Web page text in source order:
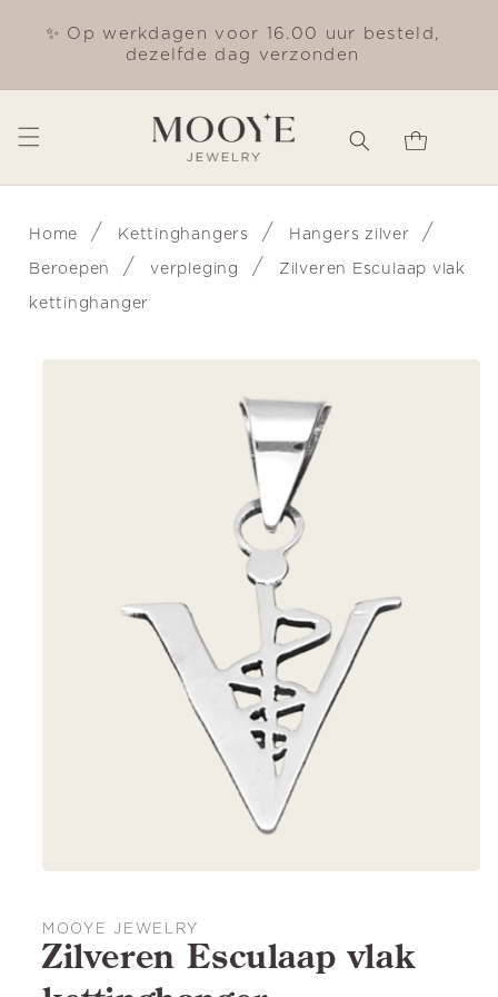
naar de
✨ Op werkdagen voor 16.00 uur besteld,
dezelfde dag verzonden
Winkelwagen
Home / Kettinghangers / Hangers zilver /
Beroepen /verpleging / Zilveren Esculaap vlak
kettinghanger
MOOYE JEWELRY
Zilveren Esculaap vlak